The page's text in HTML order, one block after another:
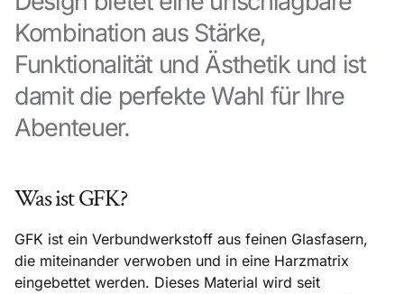
Kombination aus Stärke,
Funktionalität und Ästhetik und ist
damit die perfekte Wahl für Ihre
Abenteuer.
Was ist GFK?
GFK ist ein Verbundwerkstoff aus feinen Glasfasern,
die miteinander verwoben und in eine Harzmatrix
eingebettet werden. Dieses Material wird seit